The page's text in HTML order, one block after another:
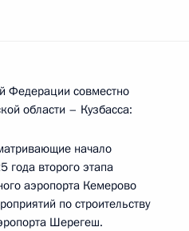
Федерации совместно
области – Кузбасса:
начало
года второго этапа
аэропорта Кемерово
по строительству
Шерегеш.